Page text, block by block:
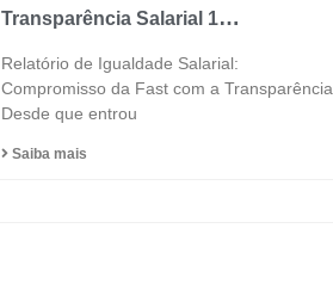
Transparência Salarial 1º
Relatório de Igualdade Salarial:
Compromisso da Fast com a Transparência
Desde que entrou
Saiba mais